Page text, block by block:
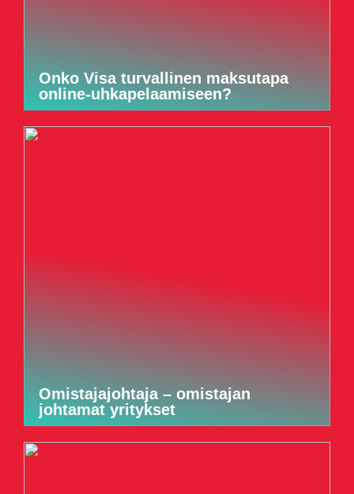
Onko Visa turvallinen maksutapa
online-uhkapelaamiseen?
Omistajajohtaja – omistajan
johtamat yritykset